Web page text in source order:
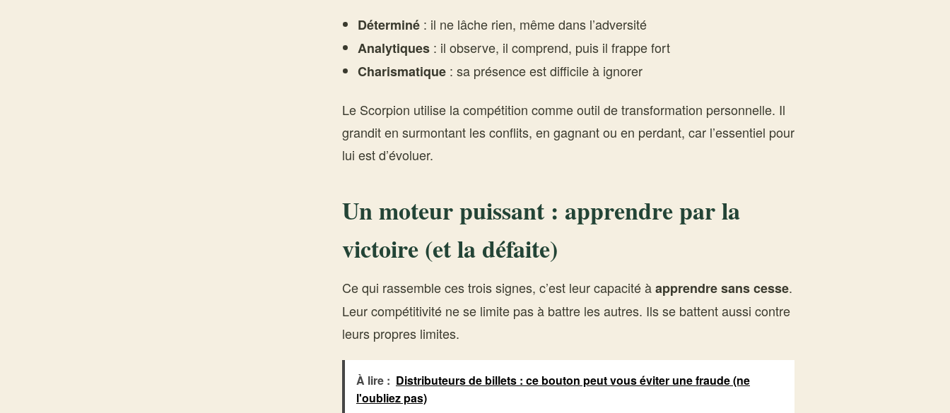
Déterminé: il ne lâche rien, même dans l’adversité
Analytiques: il observe, il comprend, puis il frappe fort
Charismatique: sa présence est difficile à ignorer
Le Scorpion utilise la compétition comme outil de transformation personnelle. Il
grandit en surmontant les conflits, en gagnant ou en perdant, car l’essentiel pour
lui est d’évoluer.
Un moteur puissant : apprendre par la
victoire (et la défaite)
Ce qui rassemble ces trois signes, c’est leur capacité àapprendre sans cesse.
Leur compétitivité ne se limite pas à battre les autres. Ils se battent aussi contre
leurs propres limites.
À lire : Distributeurs de billets : ce bouton peut vous éviter une fraude (ne
l'oubliez pas)